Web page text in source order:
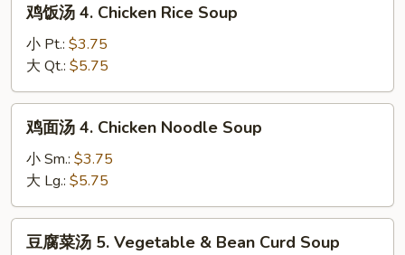
Sour
Soup
Chicken
Rice
Soup
鸡饭汤 4. Chicken Rice Soup
小 Pt.: $3.75
大 Qt.: $5.75
Chicken
Noodle
Soup
鸡面汤 4. Chicken Noodle Soup
小 Sm.: $3.75
大 Lg.: $5.75
豆腐菜汤 5. Vegetable & Bean Curd Soup